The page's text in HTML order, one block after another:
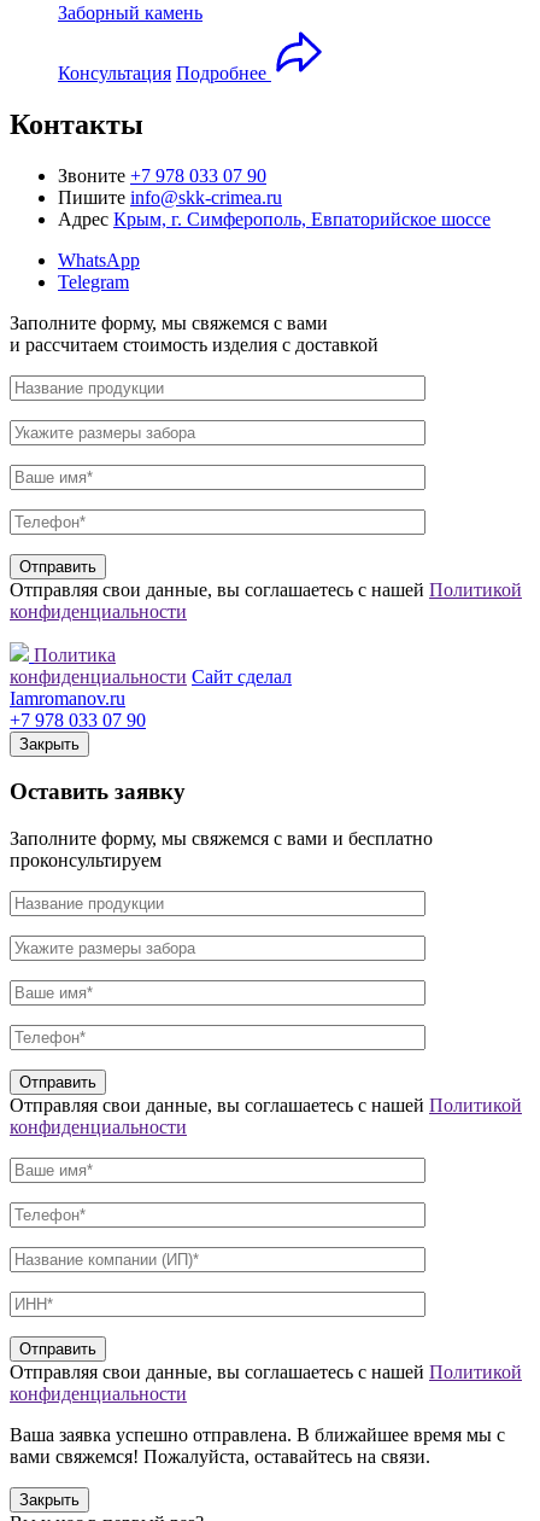
Заборный камень
Консультация Подробнее
Контакты
Звоните +7 978 033 07 90
Пишите info@skk-crimea.ru
Адрес Крым, г. Симферополь, Евпаторийское шоссе
WhatsApp
Telegram
Заполните форму, мы свяжемся с вами
и рассчитаем стоимость изделия с доставкой
Отправляя свои данные, вы соглашаетесь с нашей Политикой
конфиденциальности
Политика
конфиденциальности Сайт сделал
Iamromanov.ru
+7 978 033 07 90
Закрыть
Оставить заявку
Заполните форму, мы свяжемся с вами и бесплатно
проконсультируем
Отправляя свои данные, вы соглашаетесь с нашей Политикой
конфиденциальности
Отправляя свои данные, вы соглашаетесь с нашей Политикой
конфиденциальности
Ваша заявка успешно отправлена. В ближайшее время мы с
вами свяжемся! Пожалуйста, оставайтесь на связи.
Закрыть